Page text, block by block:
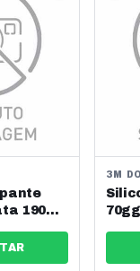
190gr
3M